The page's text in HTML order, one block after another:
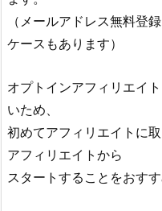
（メールアドレス無料登
ケースもあります）
オプトインアフィリエイ
いため、
初めてアフィリエイトに
アフィリエイトから
スタートすることをおすす